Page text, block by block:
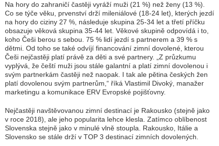
Na hory do zahraničí častěji vyráží muži (21 %) než ženy (13 %).
Co se týče věku, prvenství drží mileniálové (18-24 let), kterých jezdí
na hory do ciziny 27 %, následuje skupina 25-34 let a třetí příčku
obsazuje věková skupina 35-44 let. Věkové skupině odpovídá i to,
koho Češi berou s sebou. 75 % lidí jezdí s partnerem a 39 % s
dětmi. Od toho se také odvíjí financování zimní dovolené, kterou
Češi nejčastěji platí právě za děti a své partnery.
Z průzkumu
vyplývá, že čeští muži jsou stále galantní a platí zimní dovolenou i
svým partnerkám častěji než naopak. I tak ale pětina českých žen
platí dovolenou svým partnerům,“ říká Vlastimil Divoký, manažer
marketingu a komunikace ERV Evropské pojišťovny.
Nejčastěji navštěvovanou zimní destinací je Rakousko (stejně jako
v roce 2018), ale jeho popularita lehce klesla. Zatímco oblíbenost
Slovenska stejně jako v minulé vlně stoupla. Rakousko, Itálie a
Slovensko se stále drží v TOP 3 destinací zimních dovolených.